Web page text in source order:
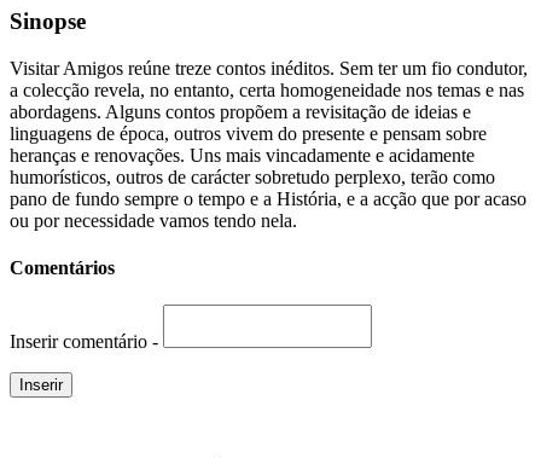
Sinopse
Visitar Amigos reúne treze contos inéditos. Sem ter um fio condutor,
a colecção revela, no entanto, certa homogeneidade nos temas e nas
abordagens. Alguns contos propõem a revisitação de ideias e
linguagens de época, outros vivem do presente e pensam sobre
heranças e renovações. Uns mais vincadamente e acidamente
humorísticos, outros de carácter sobretudo perplexo, terão como
pano de fundo sempre o tempo e a História, e a acção que por acaso
ou por necessidade vamos tendo nela.
Comentários
Inserir comentário -